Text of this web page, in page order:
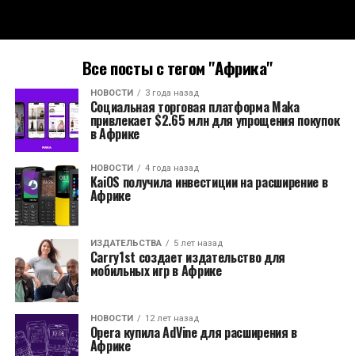
Все посты с тегом "Африка"
НОВОСТИ 3 года назад
Социальная торговая платформа Maka
привлекает $2.65 млн для упрощения покупок
в Африке
НОВОСТИ 4 года назад
KaiOS получила инвестиции на расширение в
Африке
ИЗДАТЕЛЬСТВА 5 лет назад
Carry1st создает издательство для
мобильных игр в Африке
НОВОСТИ 12 лет назад
Opera купила AdVine для расширения в
Африке